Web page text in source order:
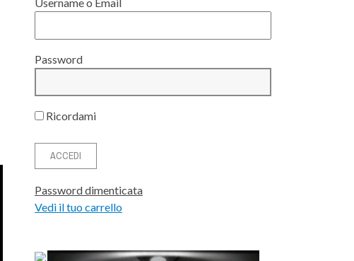
Password
Ricordami
Password dimenticata
Vedi il tuo carrello